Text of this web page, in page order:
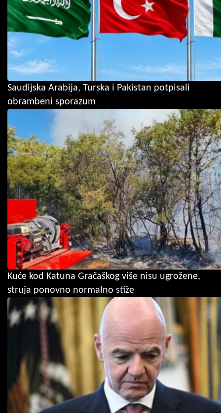
Saudijska Arabija, Turska i Pakistan potpisali
obrambeni sporazum
Kuće kod Katuna Gračaškog više nisu ugrožene,
struja ponovno normalno stiže